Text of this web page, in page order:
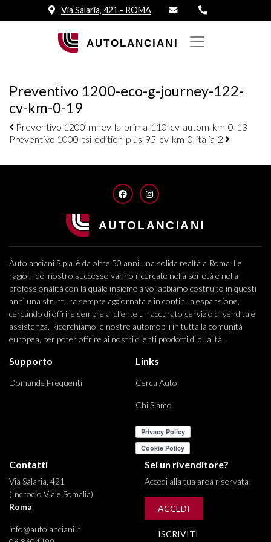
Via Salaria, 421 - ROMA
Preventivo 1200-eco-g-journey-122-
cv-km-0-19
Navigazione elementi
Preventivo 1200-mhev-la-prima-110-cv-autom-km-0-13
Preventivo 1000-tsi-edition-plus-95-cv-km-0-italia-2
FACEBOOKINSTAGRAM
Autolanciani S.p.a. è da oltre 50 anni una solida realtà a Roma. Le
ragioni del nostro successo vanno ricercate nella serietà e nella
professionalità con la quale insieme a voi abbiamo costruito in questi
anni una struttura sempre aggiornata e in continua espansione,
cercando di offrire sempre al cliente un accurato servizio di vendita e
assistenza. Ricerchiamo le nostre automobili in tutta la comunità
europea, per poter offrire ai nostri clienti prodotti di qualità.
Supporto
Domande Frequenti
Links
Cerca Auto
Chi Siamo
Contatti
Via Salaria, 421
(Incrocio Viale Somalia)
Roma
info@autolanciani.it
Sei un rivenditore?
Accedi alla tua area riservata
ACCEDI
ISCRIVITI